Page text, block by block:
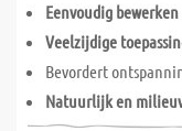
Eenvoudig bewerken
Veelzijdige
Bevordert
Natuurlijk en